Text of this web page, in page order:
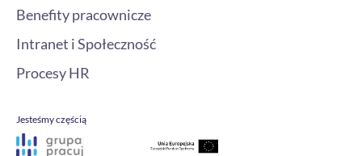
Benefity pracownicze
Intranet i Społeczność
Procesy HR
Jesteśmy częścią